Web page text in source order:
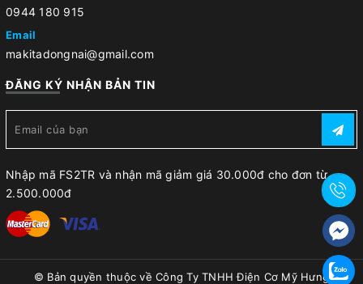
0944 180 915
Email
makitadongnai@gmail.com
ĐĂNG KÝ NHẬN BẢN TIN
Nhập mã FS2TR và nhận mã giảm giá 30.000đ cho đơn từ
2.500.000đ
© Bản quyền thuộc vềCông Ty TNHH Điện Cơ Mỹ Hưng